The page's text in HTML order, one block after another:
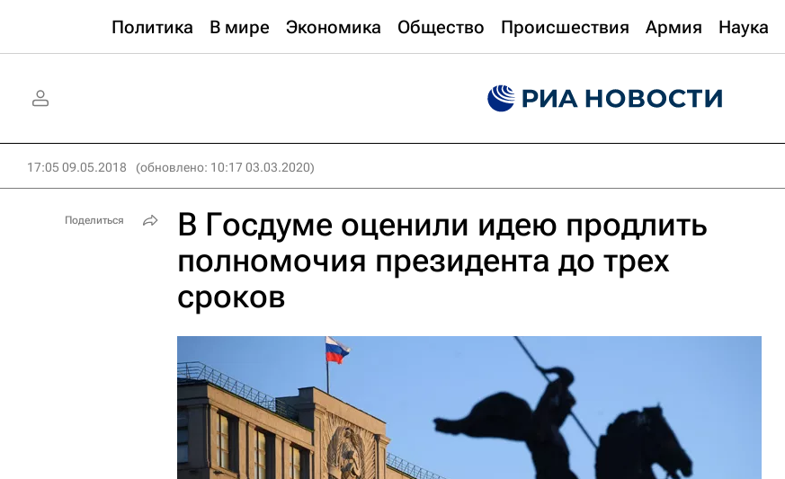
Политика В мире Экономика Общество Происшествия Армия Наука
17:05 09.05.2018 (обновлено: 10:17 03.03.2020)
В Госдуме оценили идею продлить
полномочия президента до трех
сроков
Поделиться